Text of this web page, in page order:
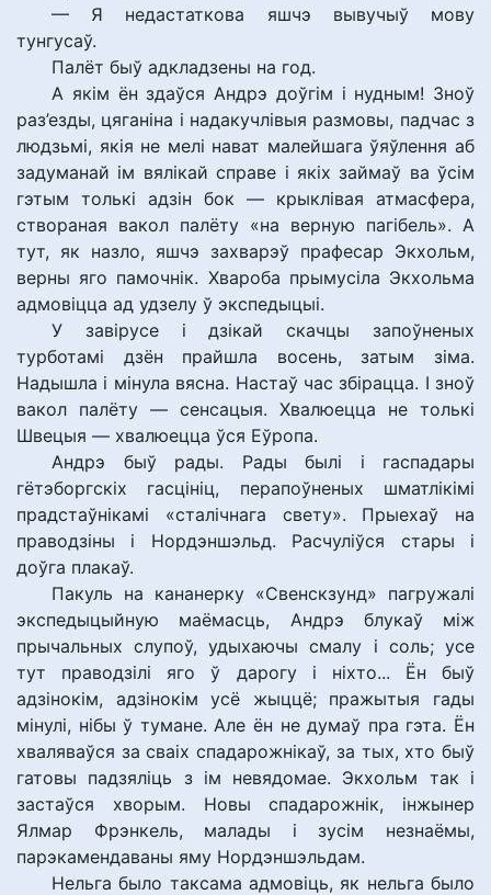
— Я недастаткова яшчэ вывучыў мову
тунгусаў.
Палёт быў адкладзены на год.
А якім ён здаўся Андрэ доўгім і нудным! Зноў
раз’езды, цяганіна і надакучлівыя размовы, падчас з
людзьмі, якія не мелі нават малейшага ўяўлення аб
задуманай ім вялікай справе і якіх займаў ва ўсім
гэтым толькі адзін бок — крыклівая атмасфера,
створаная вакол палёту «на верную пагібель». А
тут, як назло, яшчэ захварэў прафесар Экхольм,
верны яго памочнік. Хвароба прымусіла Экхольма
адмовіцца ад удзелу ў экспедыцыі.
У завірусе і дзікай скачцы запоўненых
турботамі дзён прайшла восень, затым зіма.
Надышла і мінула вясна. Настаў час збірацца. І зноў
вакол палёту — сенсацыя. Хвалюецца не толькі
Швецыя — хвалюецца ўся Еўропа.
Андрэ быў рады. Рады былі і гаспадары
гётэборгскіх гасцініц, перапоўненых шматлікімі
прадстаўнікамі «сталічнага свету». Прыехаў на
праводзіны і Нордэншэльд. Расчуліўся стары і
доўга плакаў.
Пакуль на кананерку «Свенскзунд» пагружалі
экспедыцыйную маёмасць, Андрэ блукаў між
прычальных слупоў, удыхаючы смалу і соль; усе
тут праводзілі яго ў дарогу і ніхто... Ён быў
адзінокім, адзінокім усё жыццё; пражытыя гады
мінулі, нібы ў тумане. Але ён не думаў пра гэта. Ён
хваляваўся за сваіх спадарожнікаў, за тых, хто быў
гатовы падзяліць з ім невядомае. Экхольм так і
застаўся хворым. Новы спадарожнік, інжынер
Ялмар Фрэнкель, малады і зусім незнаёмы,
парэкамендаваны яму Нордэншэльдам.
Нельга было таксама адмовіць, як нельга было